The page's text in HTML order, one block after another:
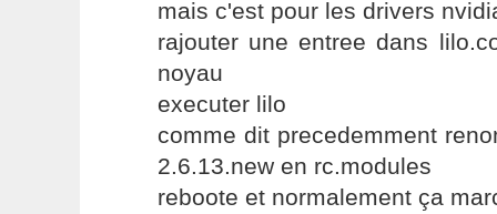
mais c'est pour les drivers
rajouter une entree dans
noyau
executer lilo
comme dit precedemment
2.6.13.new en rc.modules
reboote et normalement ça